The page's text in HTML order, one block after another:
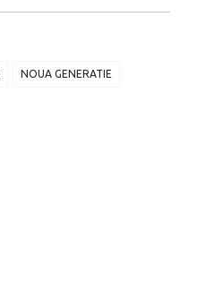
NOUA GENERATIE